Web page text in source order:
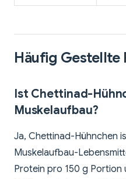
Häufig Gestellte
Ist Chettinad-
Muskelaufbau?
Ja, Chettinad-Hühnchen
Muskelaufbau-
Protein pro 150 g Portion